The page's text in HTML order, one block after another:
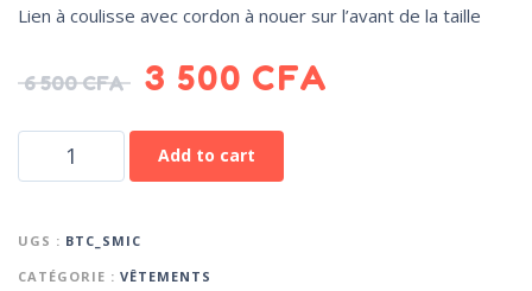
Lien à coulisse avec cordon à nouer sur l’avant de la taille
6 500CFA 3 500 CFA
Add to cart
UGS : BTC_SMIC
CATÉGORIE : VÊTEMENTS